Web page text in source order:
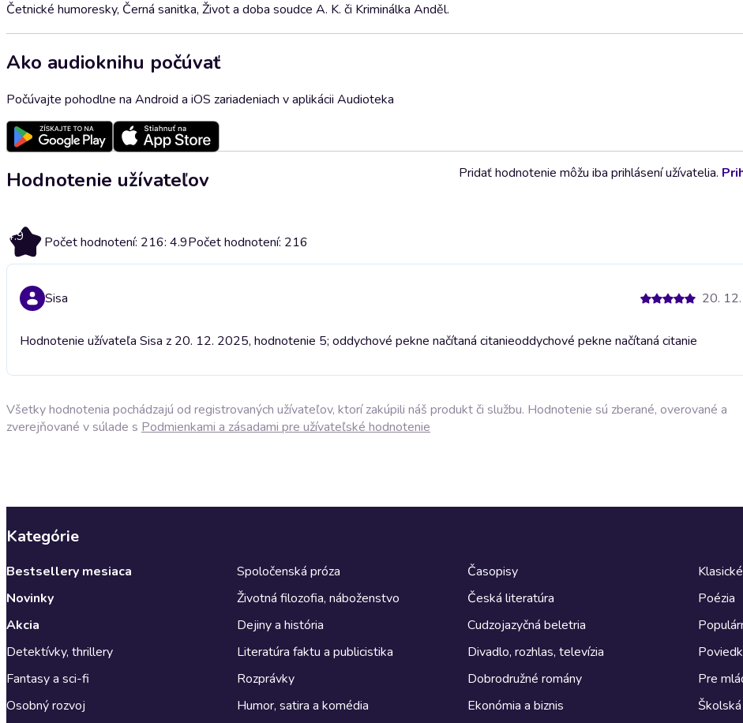
Četnické humoresky, Černá sanitka, Život a doba soudce A. K. či Kriminálka Anděl.
Ako audioknihu počúvať
Počúvajte pohodlne na Android a iOS zariadeniach v aplikácii Audioteka
Hodnotenie užívateľov
4.9 Počet hodnotení: 216: 4.9Počet hodnotení: 216
Pridať hodnotenie môžu iba prihlásení užívatelia.
Sisa 20.
Hodnotenie užívateľa Sisa z 20. 12. 2025, hodnotenie 5; oddychové pekne načítaná citanieoddychové pekne načítaná citanie
Všetky hodnotenia pochádzajú od registrovaných užívateľov, ktorí zakúpili náš produkt či službu. Hodnotenie sú zberané, overované a
zverejňované v súlade s Podmienkami a zásadami pre užívateľské hodnotenie
Kategórie
Bestsellery mesiaca
Novinky
Akcia
Detektívky, thrillery
Fantasy a sci-fi
Osobný rozvoj
Spoločenská próza
Životná filozofia, náboženstvo
Dejiny a história
Literatúra faktu a publicistika
Rozprávky
Humor, satira a komédia
Časopisy
Česká literatúra
Cudzojazyčná beletria
Divadlo, rozhlas, televízia
Dobrodružné romány
Ekonómia a biznis
Poézia
Pre